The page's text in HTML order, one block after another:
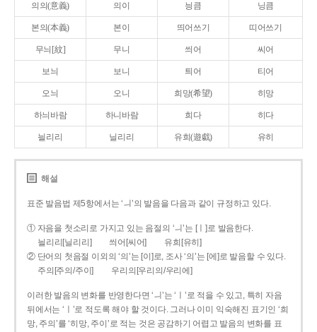
의의(意義) 의이 닁큼 닝큼
본의(本義) 본이 띄어쓰기 띠어쓰기
무늬[紋] 무니 씌어 씨어
보늬 보니 틔어 티어
오늬 오니 희망(希望) 히망
하늬바람 하니바람 희다 히다
늴리리 닐리리 유희(遊戱) 유히
해설
표준 발음법 제5항에서는 ‘ㅢ’의 발음을 다음과 같이 규정하고 있다.
① 자음을 첫소리로 가지고 있는 음절의 ‘ㅢ’는 [ㅣ]로 발음한다.
늴리리[닐리리]
씌어[씨어]
유희[유히]
② 단어의 첫음절 이외의 ‘의’는 [이]로, 조사 ‘의’는 [에]로 발음할 수 있다.
주의[주의/주이]
우리의[우리의/우리에]
이러한 발음의 변화를 반영한다면 ‘ㅢ’는 ‘ㅣ’로 적을 수 있고, 특히 자음
뒤에서는 ‘ㅣ’로 적도록 해야 할 것이다. 그러나 이미 익숙해진 표기인 ‘희
망, 주의’를 ‘히망, 주이’로 적는 것은 공감하기 어렵고 발음의 변화를 표